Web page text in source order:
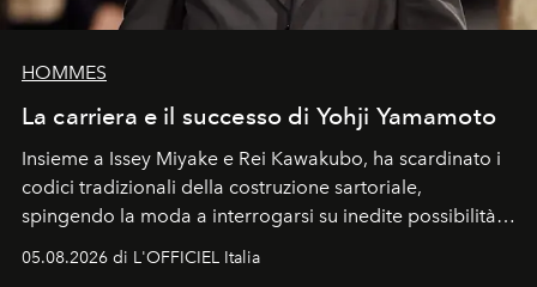
HOMMES
La carriera e il successo di Yohji Yamamoto
Insieme a Issey Miyake e Rei Kawakubo, ha scardinato i
codici tradizionali della costruzione sartoriale,
spingendo la moda a interrogarsi su inedite possibilità
formali e a ridefinire il concetto stesso di silhouette.
05.08.2026 di L'OFFICIEL Italia